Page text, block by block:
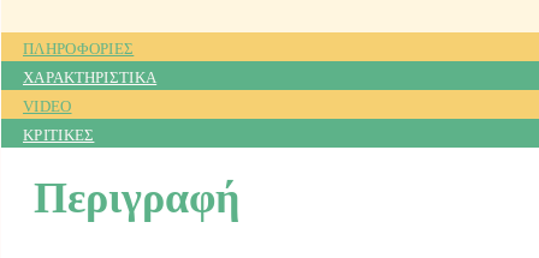
ΠΛΗΡΟΦΟΡΙΕΣ
ΧΑΡΑΚΤΗΡΙΣΤΙΚΑ
VIDEO
ΚΡΙΤΙΚΕΣ
Περιγραφή